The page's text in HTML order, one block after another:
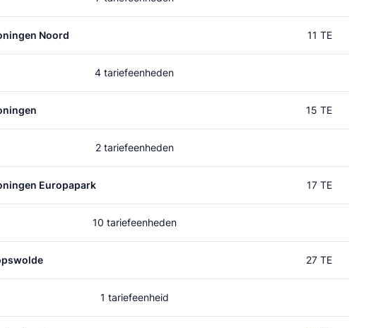
Noord 11 TE
4 tariefeenheden
15 TE
2 tariefeenheden
Europapark 17 TE
10 tariefeenheden
27 TE
1 tariefeenheid